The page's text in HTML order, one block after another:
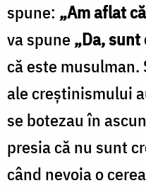
spune: „Am aflat
va spune„Da,
că este
ale creștinismului
se botezau în
presia că nu sunt
când nevoia o